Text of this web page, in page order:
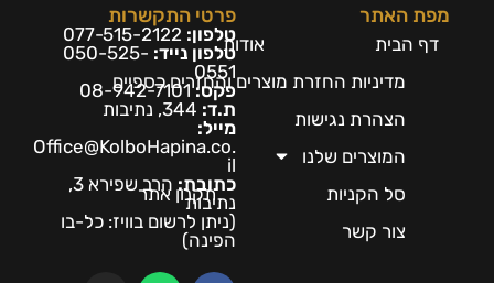
מפת האתר
דף הבית
אודות
מדיניות החזרת מוצרים והחזרים כספיים
הצהרת נגישות
המוצרים שלנו
סל הקניות
תקנון אתר
צור קשר
פרטי התקשרות
טלפון: 077-515-2122
טלפון נייד: 050-525-
0551
פקס:08-942-7101
ת.ד:
מייל:
Office@KolboHapina.co.
il
כתובת:
הרב שפירא 3,
נתיבות
(ניתן לרשום בוויז: כל-בו
הפינה)